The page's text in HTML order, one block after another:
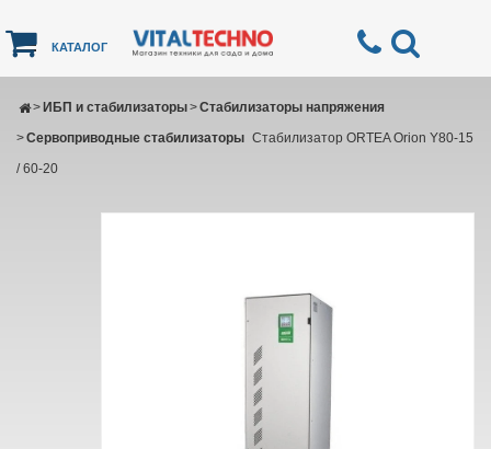
КАТАЛОГ
ИБП и стабилизаторы
> Стабилизаторы напряжения
>
Сервоприводные стабилизаторы
>
Стабилизатор ORTEA Orion Y80-15
/ 60-20